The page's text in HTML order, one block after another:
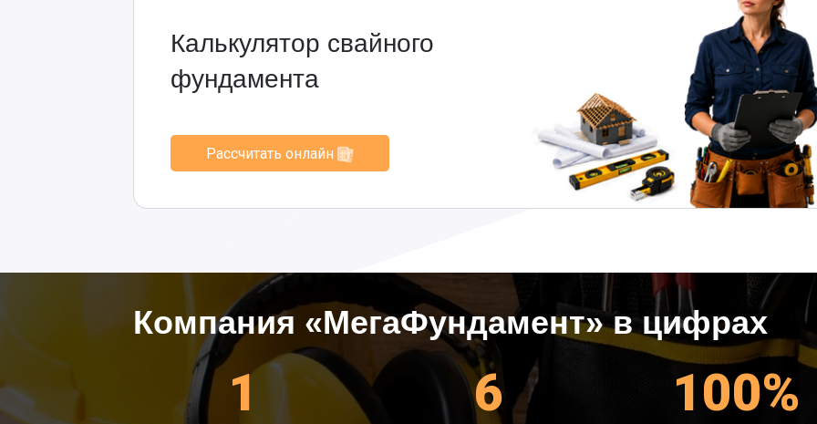
Калькулятор свайного
фундамента
Рассчитать онлайн
Компания «МегаФундамент» в цифрах
1 6 100%